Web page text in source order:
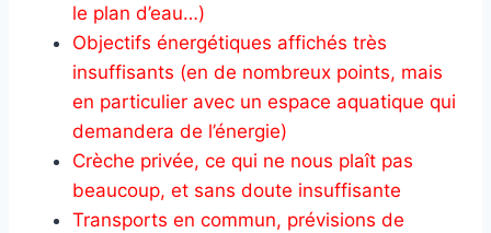
le plan d’eau…)
Objectifs énergétiques affichés très
insuffisants (en de nombreux points, mais
en particulier avec un espace aquatique qui
demandera de l’énergie)
Crèche privée, ce qui ne nous plaît pas
beaucoup, et sans doute insuffisante
Transports en commun, prévisions de